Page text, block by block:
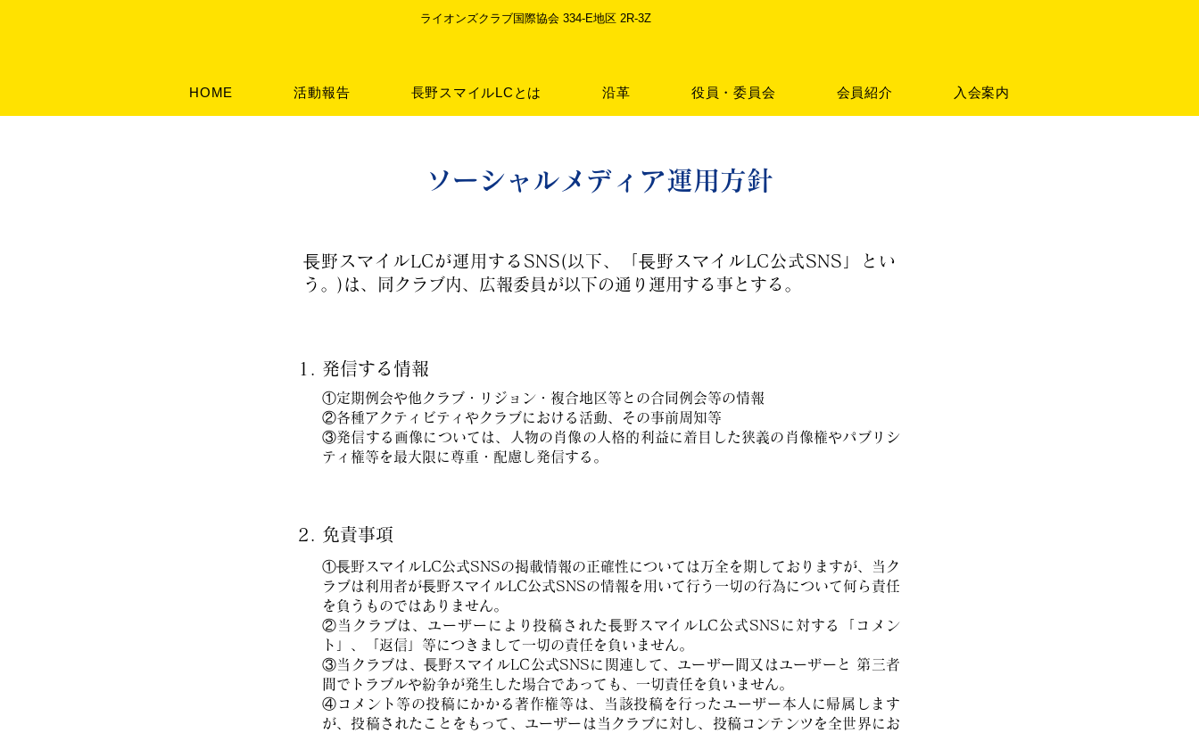
ライオンズクラブ国際協会 334-E地区 2R-3Z
HOME 活動報告 長野スマイルLCとは 沿革 役員・委員会 会員紹介 入会案内
ソーシャルメディア運用方針
⾧野スマイルLCが運用するSNS(以下、「⾧野スマイルLC公式SNS」とい
う。)は、同クラブ内、広報委員が以下の通り運用する事とする。
1. 発信する情報
①定期例会や他クラブ・リジョン・複合地区等との合同例会等の情報
②各種アクティビティやクラブにおける活動、その事前周知等
③発信する画像については、人物の肖像の人格的利益に着目した狭義の肖像権やパブリシ
ティ権等を最大限に尊重・配慮し発信する。
2. 免責事項
①⾧野スマイルLC公式SNSの掲載情報の正確性については万全を期しておりますが、当ク
ラブは利用者が⾧野スマイルLC公式SNSの情報を用いて行う一切の行為について何ら責任
を負うものではありません。
②当クラブは、ユーザーにより投稿された⾧野スマイルLC公式SNSに対する「コメン
ト」、「返信」等につきまして一切の責任を負いません。
③当クラブは、⾧野スマイルLC公式SNSに関連して、ユーザー間又はユーザーと 第三者
間でトラブルや紛争が発生した場合であっても、一切責任を負いません。
④コメント等の投稿にかかる著作権等は、当該投稿を行ったユーザー本人に帰属します
が、投稿されたことをもって、ユーザーは当クラブに対し、投稿コンテンツを全世界にお